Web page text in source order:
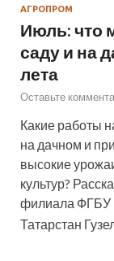
АГРОПРОМ
Июль: что
саду и на
лета
Оставьте
Какие работы
на дачном и
высокие
культур?
филиала ФГБУ
Татарстан